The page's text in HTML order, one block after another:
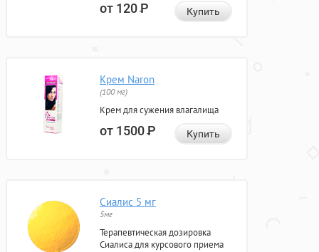
от 120Р Купить
Крем Naron
(100 мг)
Крем для сужения влагалища
от 1500Р Купить
Сиалис 5 мг
5мг
Терапевтическая дозировка
Сиалиса для курсового приема